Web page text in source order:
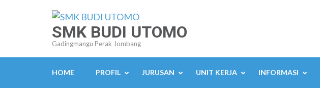
Enter)
SMK BUDI UTOMO
Gadingmangu Perak Jombang
HOME PROFIL JURUSAN UNIT KERJA INFORMASI